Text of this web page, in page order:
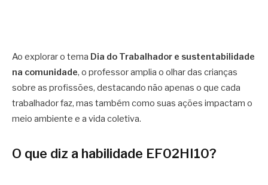
Ao explorar o tema Dia do Trabalhador e sustentabilidade
na comunidade, o professor amplia o olhar das crianças
sobre as profissões, destacando não apenas o que cada
trabalhador faz, mas também como suas ações impactam o
meio ambiente e a vida coletiva.
O que diz a habilidade EF02HI10?